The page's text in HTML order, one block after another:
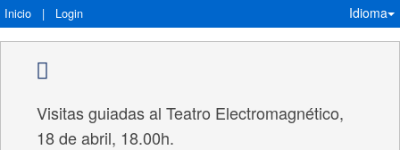
Inicio | Login Idioma
Visitas guiadas al Teatro Electromagnético,
18 de abril, 18.00h.